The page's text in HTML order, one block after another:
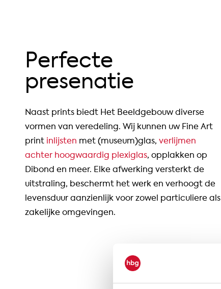
Perfecte
presenatie
Naast prints biedt Het Beeldgebouw diverse
vormen van veredeling. Wij kunnen uw Fine Art
print inlijsten met (museum)glas, verlijmen
achter hoogwaardig plexiglas, opplakken op
Dibond en meer. Elke afwerking versterkt de
uitstraling, beschermt het werk en verhoogt de
levensduur aanzienlijk voor zowel particuliere als
zakelijke omgevingen.